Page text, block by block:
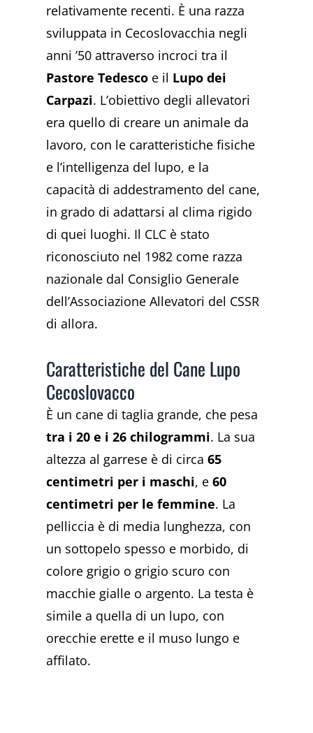
relativamente recenti. È una razza
sviluppata in Cecoslovacchia negli
anni ’50 attraverso incroci tra il
Pastore Tedesco e il Lupo dei
Carpazi. L’obiettivo degli allevatori
era quello di creare un animale da
lavoro, con le caratteristiche fisiche
e l’intelligenza del lupo, e la
capacità di addestramento del cane,
in grado di adattarsi al clima rigido
di quei luoghi. Il CLC è stato
riconosciuto nel 1982 come razza
nazionale dal Consiglio Generale
dell’Associazione Allevatori del CSSR
di allora.
Caratteristiche del Cane Lupo
Cecoslovacco
È un cane di taglia grande, che pesa
tra i 20 e i 26 chilogrammi. La sua
altezza al garrese è di circa65
centimetri per i maschi, e60
centimetri per le femmine. La
pelliccia è di media lunghezza, con
un sottopelo spesso e morbido, di
colore grigio o grigio scuro con
macchie gialle o argento. La testa è
simile a quella di un lupo, con
orecchie erette e il muso lungo e
affilato.